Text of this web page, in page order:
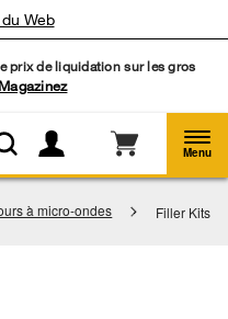
prix de liquidation sur les gros
Magazinez
Web
Menu
à micro-ondes Filler Kits